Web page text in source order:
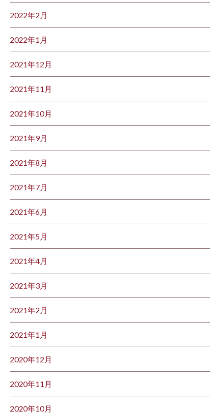
2022年2月
2022年1月
2021年12月
2021年11月
2021年10月
2021年9月
2021年8月
2021年7月
2021年6月
2021年5月
2021年4月
2021年3月
2021年2月
2021年1月
2020年12月
2020年11月
2020年10月